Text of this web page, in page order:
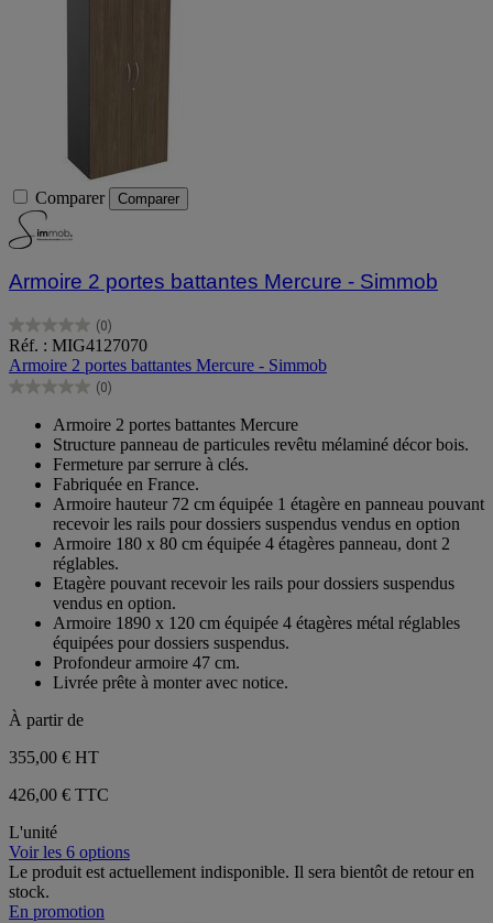
Comparer Comparer
Armoire 2 portes battantes Mercure - Simmob
(0)
0.0
sur
5
étoiles.
Réf. : MIG4127070
Armoire 2 portes battantes Mercure - Simmob
(0)
0.0
étoiles.
Armoire 2 portes battantes Mercure
Structure panneau de particules revêtu mélaminé décor bois.
Fermeture par serrure à clés.
Fabriquée en France.
Armoire hauteur 72 cm équipée 1 étagère en panneau pouvant
recevoir les rails pour dossiers suspendus vendus en option
Armoire 180 x 80 cm équipée 4 étagères panneau, dont 2
réglables.
Etagère pouvant recevoir les rails pour dossiers suspendus
vendus en option.
Armoire 1890 x 120 cm équipée 4 étagères métal réglables
équipées pour dossiers suspendus.
Profondeur armoire 47 cm.
Livrée prête à monter avec notice.
À partir de
355,00 € HT
426,00 € TTC
L'unité
Voir les 6 options
Le produit est actuellement indisponible. Il sera bientôt de retour en
stock.
En promotion